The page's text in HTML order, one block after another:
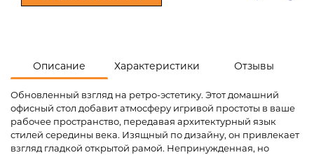
Описание Характеристики Отзывы
Обновленный взгляд на ретро-эстетику. Этот домашний
офисный стол добавит атмосферу игривой простоты в ваше
рабочее пространство, передавая архитектурный язык
стилей середины века. Изящный по дизайну, он привлекает
взгляд гладкой открытой рамой. Непринужденная, но